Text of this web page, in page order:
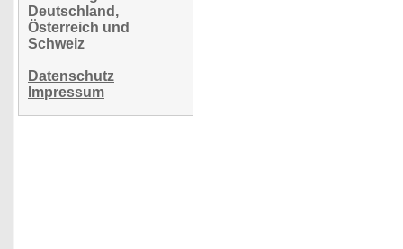
Deutschland,
Österreich und
Schweiz
Datenschutz
Impressum